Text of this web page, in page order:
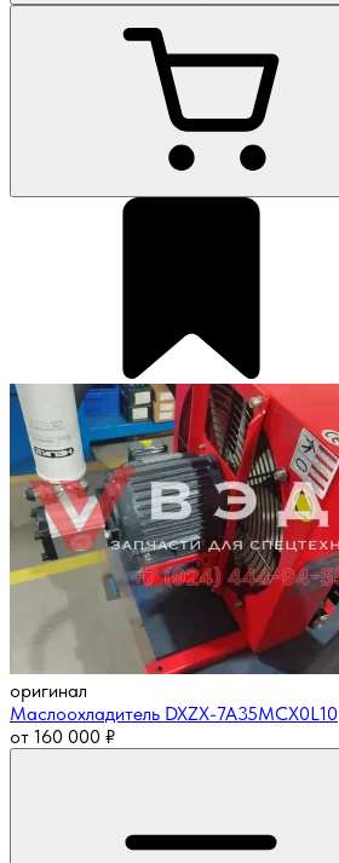
оригинал
Маслоохладитель DXZX-7A35MCX0L10
от 160 000 ₽